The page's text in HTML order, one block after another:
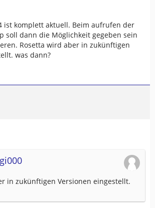
ist komplett aktuell. Beim aufrufen der
soll dann die Möglichkeit gegeben sein
Rosetta wird aber in zukünftigen
was dann?
in zukünftigen Versionen eingestellt.